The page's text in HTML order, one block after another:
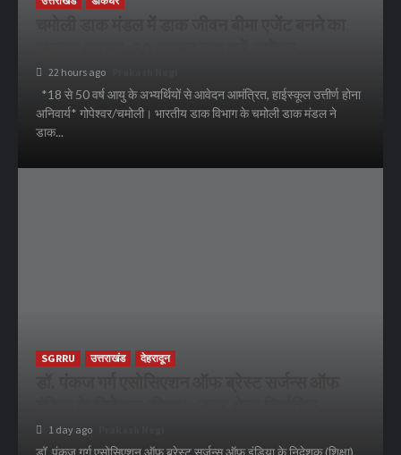
22 hours ago
*18 से 50 वर्ष आयु के अभ्यर्थियों से आवेदन आमंत्रित, हाईस्कूल उत्तीर्ण होना
अनिवार्य* गोपेश्वर/चमोली। भारतीय डाक विभाग के चमोली डाक मंडल ने
डाक...
SGRRU उत्तराखंड देहरादून
1 day ago
डॉ. पंकज गर्ग एसोसिएशन ऑफ ब्रेस्ट सर्जन्स ऑफ इंडिया के निदेशक (शिक्षा),